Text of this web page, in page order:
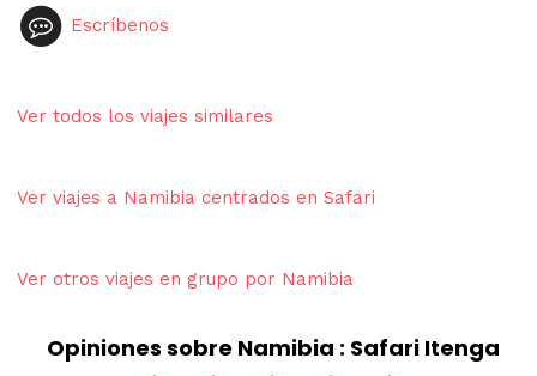
Escríbenos
Ver todos los viajes similares
Ver viajes a Namibia centrados en Safari
Ver otros viajes en grupo por Namibia
Opiniones sobre Namibia : Safari Itenga